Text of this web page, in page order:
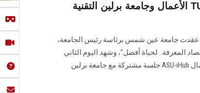
الأعمال وجامعة برلين التقنية TU Berlin بألمانيا ضمن فعاليات
عقدت جامعة عين شمس برئاسة رئيس الجامعة،
الـ 11 للجامعة "اقتصاد المعرفة.. لحياة أفضل"، وشهد اليوم الثاني
للفعاليات تنظيم مركز الابتكار وريادة الأعمال ASU-iHub جلسة مشتركة مع جامعة برلين